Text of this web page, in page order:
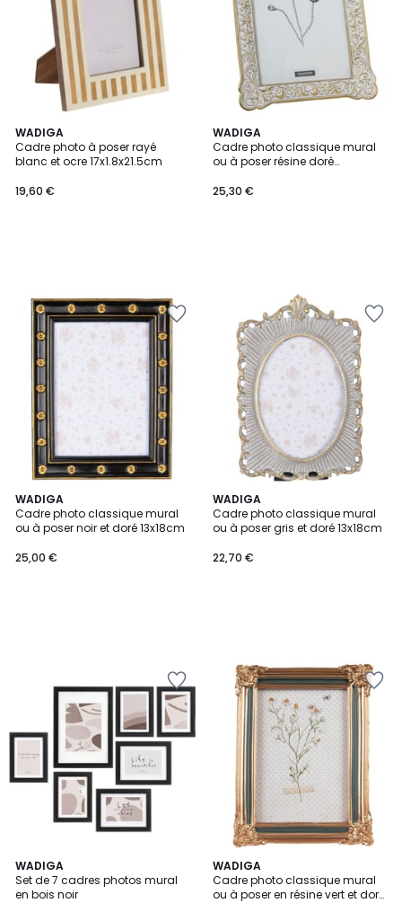
WADIGA
Cadre photo à poser rayé
blanc et ocre 17x1.8x21.5cm
19,60 €
WADIGA
Cadre photo classique mural
ou à poser résine doré
25,30 €
WADIGA
Cadre photo classique mural
ou à poser noir et doré 13x18cm
25,00 €
WADIGA
Cadre photo classique mural
ou à poser gris et doré 13x18cm
22,70 €
WADIGA
Set de 7 cadres photos mural
en bois noir
WADIGA
Cadre photo classique mural
ou à poser en résine vert et doré